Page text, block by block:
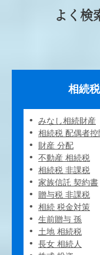
よく検
相続
みなし相続財産
相続税 配偶者控
財産 分配
不動産 相続税
相続税 非課税
家族信託 契約書
贈与税 非課税
相続 税金対策
生前贈与 孫
土地 相続税
長女 相続人